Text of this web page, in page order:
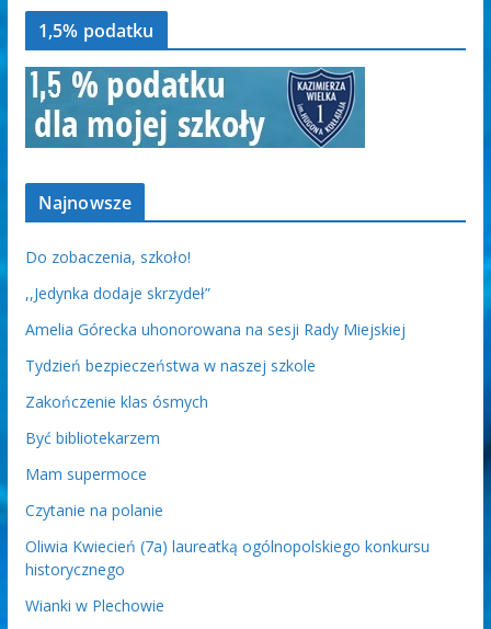
1,5% podatku
Najnowsze
Do zobaczenia, szkoło!
,,Jedynka dodaje skrzydeł”
Amelia Górecka uhonorowana na sesji Rady Miejskiej
Tydzień bezpieczeństwa w naszej szkole
Zakończenie klas ósmych
Być bibliotekarzem
Mam supermoce
Czytanie na polanie
Oliwia Kwiecień (7a) laureatką ogólnopolskiego konkursu
historycznego
Wianki w Plechowie